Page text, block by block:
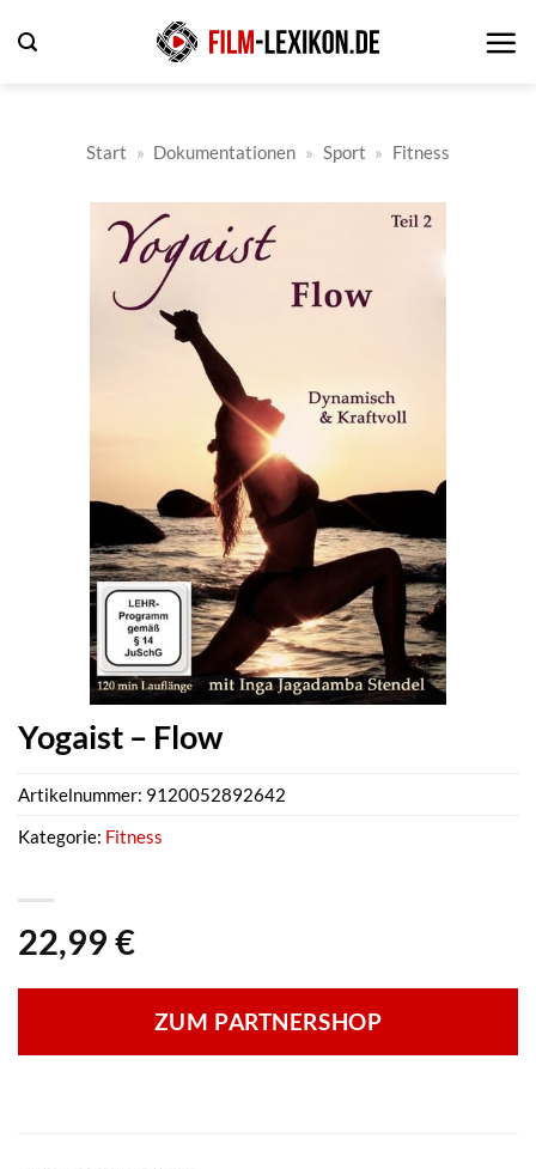
Inhalt
Start » Dokumentationen » Sport » Fitness
Yogaist – Flow
22,99 €
ZUM PARTNERSHOP
Artikelnummer: 9120052892642
Kategorie: Fitness